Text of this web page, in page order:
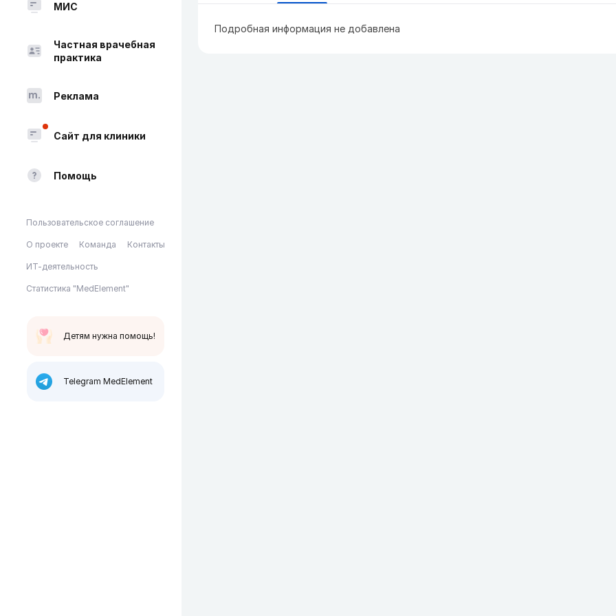
МИС
Частная врачебная
практика
Реклама
Сайт для клиники
Помощь
Пользовательское соглашение
О проекте Команда Контакты
ИТ-деятельность
Статистика "MedElement"
Детям нужна помощь!
Telegram MedElement
Подробная информация не добавлена